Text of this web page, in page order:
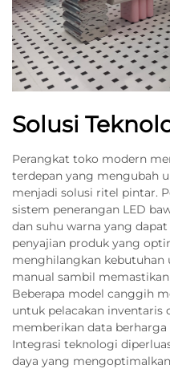
Solusi
Perangkat toko modern
terdepan yang mengubah
menjadi solusi ritel pintar.
sistem penerangan LED
dan suhu warna yang
penyajian produk yang
menghilangkan kebutuhan
manual sambil
Beberapa model canggih
untuk pelacakan inventaris
memberikan data
Integrasi teknologi
daya yang